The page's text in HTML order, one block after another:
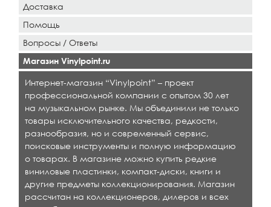
Доставка
Помощь
Вопросы / Ответы
Магазин Vinylpoint.ru
Интернет-магазин “Vinylpoint” – проект
профессиональной компании с опытом 30 лет
на музыкальном рынке. Мы объединили не только
товары исключительного качества, редкости,
разнообразия, но и современный сервис,
поисковые инструменты и полную информацию
о товарах. В магазине можно купить редкие
виниловые пластинки, компакт-диски, книги и
другие предметы коллекционирования. Магазин
рассчитан на коллекционеров, дилеров и всех